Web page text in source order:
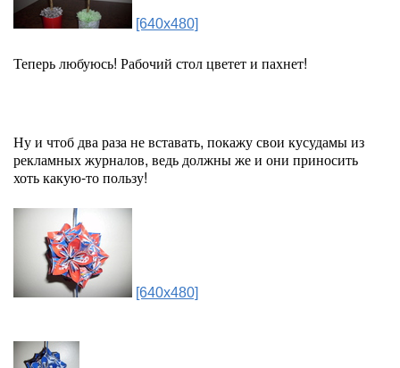
[640x480]
Теперь любуюсь! Рабочий стол цветет и пахнет!
Ну и чтоб два раза не вставать, покажу свои кусудамы из
рекламных журналов, ведь должны же и они приносить
хоть какую-то пользу!
[640x480]